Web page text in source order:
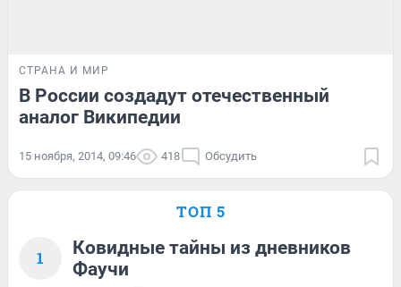
СТРАНА И МИР
В России создадут отечественный
аналог Википедии
15 ноября, 2014, 09:46 418 Обсудить
ТОП 5
1
Ковидные тайны из дневников
Фаучи